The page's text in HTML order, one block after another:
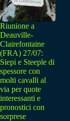
Riunione a
Deauville-
Clairefontaine
(FRA) 27/07:
Siepi e Steeple di
spessore con
molti cavalli al
via per quote
interessanti e
pronostici con
sorprese